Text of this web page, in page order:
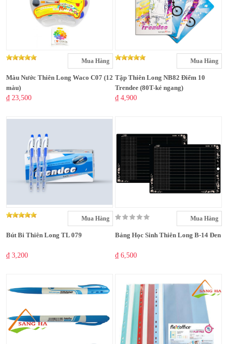
Mua Hàng
Màu Nước Thiên Long Waco C07 (12
màu)
₫ 23,500
Mua Hàng
Tập Thiên Long NB82 Điểm 10
Trendee (80T-kẻ ngang)
₫ 4,900
Mua Hàng
Bút Bi Thiên Long TL 079
₫ 3,200
Mua Hàng
Bảng Học Sinh Thiên Long B-14 Đen
₫ 6,500